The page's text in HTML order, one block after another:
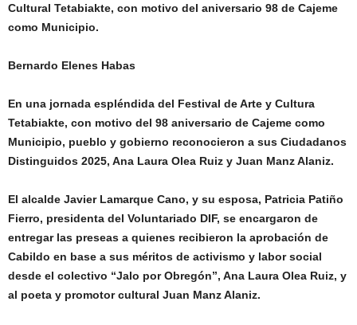
Cultural Tetabiakte, con motivo del aniversario 98 de Cajeme
como Municipio.
Bernardo Elenes Habas
En una jornada espléndida del Festival de Arte y Cultura
Tetabiakte, con motivo del 98 aniversario de Cajeme como
Municipio, pueblo y gobierno reconocieron a sus Ciudadanos
Distinguidos 2025, Ana Laura Olea Ruiz y Juan Manz Alaniz.
El alcalde Javier Lamarque Cano, y su esposa, Patricia Patiño
Fierro, presidenta del Voluntariado DIF, se encargaron de
entregar las preseas a quienes recibieron la aprobación de
Cabildo en base a sus méritos de activismo y labor social
desde el colectivo “Jalo por Obregón”, Ana Laura Olea Ruiz, y
al poeta y promotor cultural Juan Manz Alaniz.